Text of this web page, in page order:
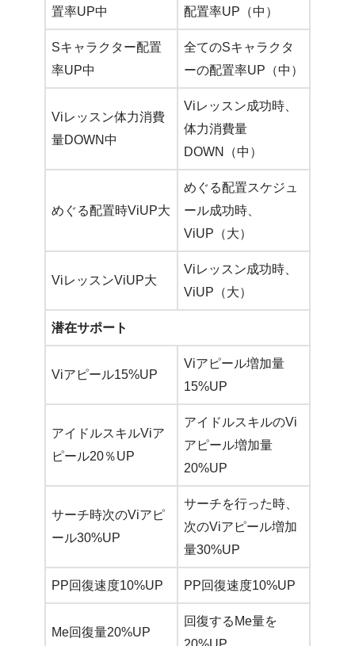
置率UP中 配置率UP（中）
Sキャラクター配置
率UP中
全てのSキャラクタ
ーの配置率UP（中）
Viレッスン体力消費
量DOWN中
Viレッスン成功時、
体力消費量
DOWN（中）
めぐる配置時ViUP大
めぐる配置スケジュ
ール成功時、
ViUP（大）
ViレッスンViUP大
Viレッスン成功時、
ViUP（大）
潜在サポート
Viアピール15%UP
Viアピール増加量
15%UP
アイドルスキルViア
ピール20％UP
アイドルスキルのVi
アピール増加量
20%UP
サーチ時次のViアピ
ール30%UP
サーチを行った時、
次のViアピール増加
量30%UP
PP回復速度10%UP PP回復速度10%UP
Me回復量20%UP
回復するMe量を